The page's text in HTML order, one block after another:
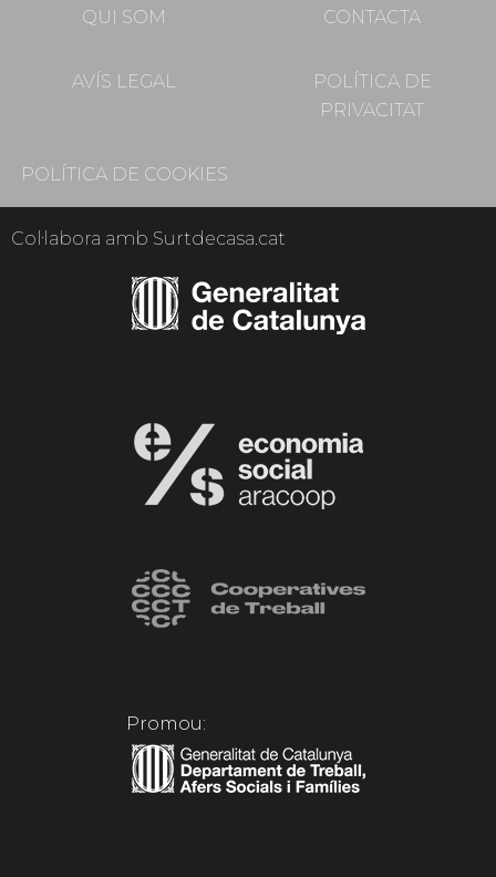
QUI SOM CONTACTA
AVÍS LEGAL
POLÍTICA DE
PRIVACITAT
POLÍTICA DE COOKIES
Col·labora amb Surtdecasa.cat
Promou: